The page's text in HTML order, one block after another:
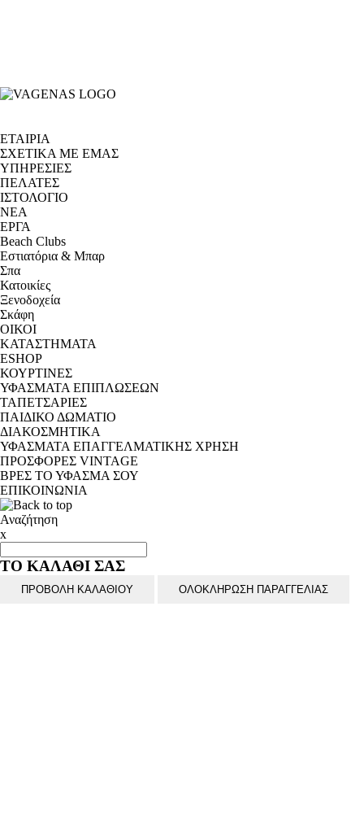
ΕΤΑΙΡΙΑ
ΣΧΕΤΙΚΑ ΜΕ ΕΜΑΣ
ΥΠΗΡΕΣΙΕΣ
ΠΕΛΑΤΕΣ
ΙΣΤΟΛΟΓΙΟ
ΝΕΑ
ΕΡΓΑ
Beach Clubs
Εστιατόρια & Μπαρ
Σπα
Κατοικίες
Ξενοδοχεία
Σκάφη
ΟΙΚΟΙ
ΚΑΤΑΣΤΗΜΑΤΑ
ESHOP
ΚΟΥΡΤΙΝΕΣ
ΥΦΑΣΜΑΤΑ ΕΠΙΠΛΩΣΕΩΝ
ΤΑΠΕΤΣΑΡΙΕΣ
ΠΑΙΔΙΚΟ ΔΩΜΑΤΙΟ
ΔΙΑΚΟΣΜΗΤΙΚΑ
ΥΦΑΣΜΑΤΑ ΕΠΑΓΓΕΛΜΑΤΙΚΗΣ ΧΡΗΣΗ
ΠΡΟΣΦΟΡΕΣ VINTAGE
ΒΡΕΣ ΤΟ ΥΦΑΣΜΑ ΣΟΥ
ΕΠΙΚΟΙΝΩΝΙΑ
Αναζήτηση
x
ΤΟ ΚΑΛΑΘΙ ΣΑΣ
ΠΡΟΒΟΛΗ ΚΑΛΑΘΙΟΥ ΟΛΟΚΛΗΡΩΣΗ ΠΑΡΑΓΓΕΛΙΑΣ